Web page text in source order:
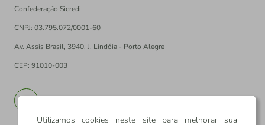
Confederação Sicredi
CNPJ: 03.795.072/0001-60
Av. Assis Brasil, 3940, J. Lindóia - Porto Alegre
CEP: 91010-003
Utilizamos cookies neste site para melhorar sua